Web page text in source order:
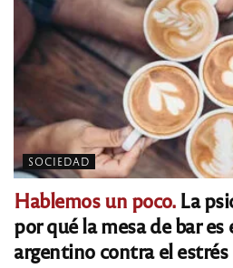
SOCIEDAD
Hablemos un poco.La
por qué la mesa de bar
argentino contra el estrés